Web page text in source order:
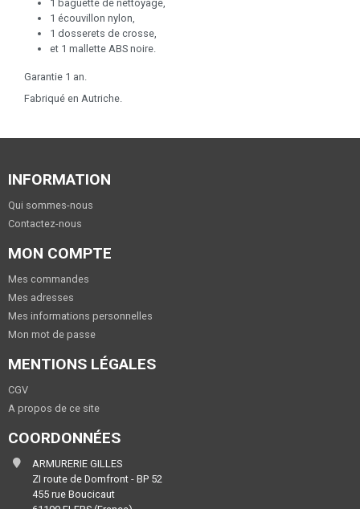
1 baguette de nettoyage,
1 écouvillon nylon,
1 dosserets de crosse,
et 1 mallette ABS noire.
Garantie 1 an.
Fabriqué en Autriche.
INFORMATION
Qui sommes-nous
Contactez-nous
MON COMPTE
Mes commandes
Mes adresses
Mes informations personnelles
Mon mot de passe
MENTIONS LÉGALES
CGV
A propos de ce site
COORDONNÉES
ARMURERIE GILLES
ZI route de Domfront - BP 52
455 rue Boucicaut